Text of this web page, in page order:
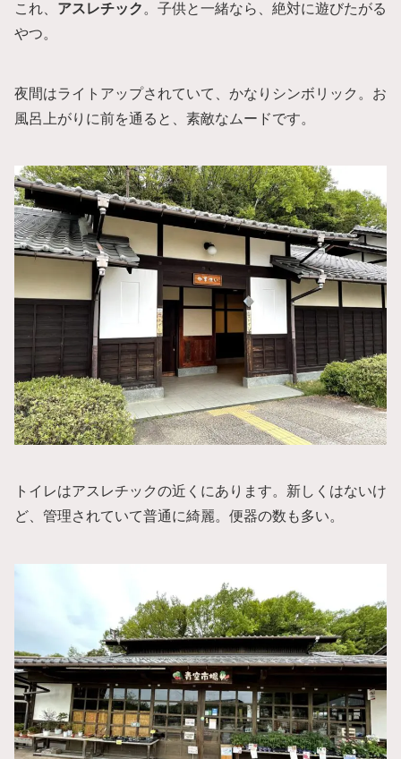
これ、 アスレチック 。子供と一緒なら、絶対に遊びたがる
やつ。
夜間はライトアップされていて、かなりシンボリック。お
風呂上がりに前を通ると、素敵なムードです。
トイレはアスレチックの近くにあります。新しくはないけ
ど、管理されていて普通に綺麗。便器の数も多い。